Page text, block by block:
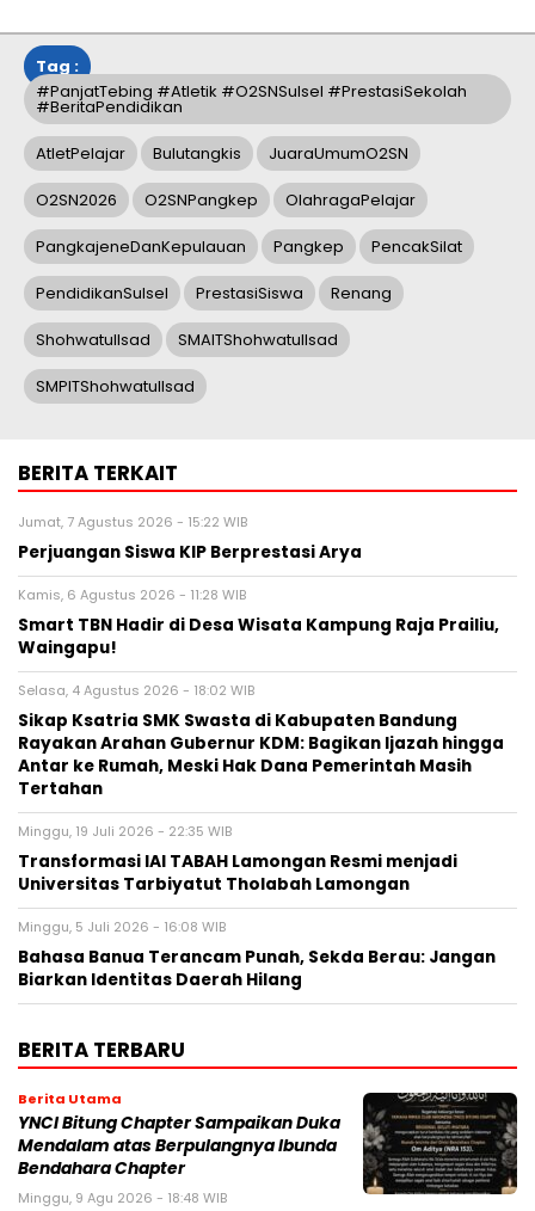
Tag :
#PanjatTebing #Atletik #O2SNSulsel #PrestasiSekolah
#BeritaPendidikan
AtletPelajar Bulutangkis JuaraUmumO2SN
O2SN2026 O2SNPangkep OlahragaPelajar
PangkajeneDanKepulauan Pangkep PencakSilat
PendidikanSulsel PrestasiSiswa Renang
ShohwatulIsad SMAITShohwatulIsad
SMPITShohwatulIsad
BERITA TERKAIT
Jumat, 7 Agustus 2026 - 15:22 WIB
Perjuangan Siswa KIP Berprestasi Arya
Kamis, 6 Agustus 2026 - 11:28 WIB
Smart TBN Hadir di Desa Wisata Kampung Raja Prailiu,
Waingapu!
Selasa, 4 Agustus 2026 - 18:02 WIB
Sikap Ksatria SMK Swasta di Kabupaten Bandung
Rayakan Arahan Gubernur KDM: Bagikan Ijazah hingga
Antar ke Rumah, Meski Hak Dana Pemerintah Masih
Tertahan
Minggu, 19 Juli 2026 - 22:35 WIB
Transformasi IAI TABAH Lamongan Resmi menjadi
Universitas Tarbiyatut Tholabah Lamongan
Minggu, 5 Juli 2026 - 16:08 WIB
Bahasa Banua Terancam Punah, Sekda Berau: Jangan
Biarkan Identitas Daerah Hilang
BERITA TERBARU
Berita Utama
YNCI Bitung Chapter Sampaikan Duka
Mendalam atas Berpulangnya Ibunda
Bendahara Chapter
Minggu, 9 Agu 2026 - 18:48 WIB